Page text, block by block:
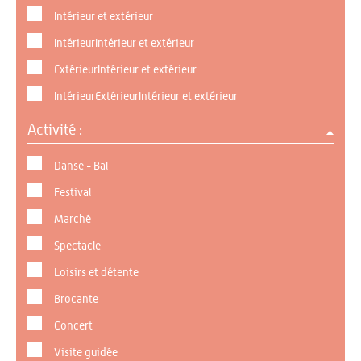
Intérieur et extérieur
IntérieurIntérieur et extérieur
ExtérieurIntérieur et extérieur
IntérieurExtérieurIntérieur et extérieur
Activité :
Danse - Bal
Festival
Marché
Spectacle
Loisirs et détente
Brocante
Concert
Visite guidée